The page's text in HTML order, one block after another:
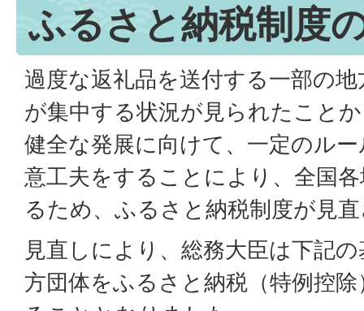
ふるさと納税制度
過度な返礼品を送付する一部の
が集中する状況が見られたこと
健全な発展に向けて、一定のル
意工夫をすることにより、全国
るため、ふるさと納税制度が見
見直しにより、総務大臣は下記
方団体をふるさと納税（特例控